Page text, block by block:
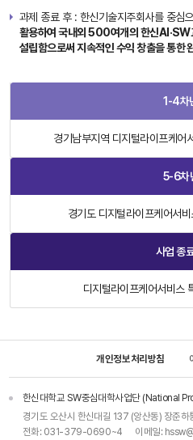
한신
기술지
주회사
포트폴
리오C
과제 종료 후 : 한신기술지주회사를 중심
활용하여 국내외 500여개의 한신AI·SW
설립함으로써 지속적인 수익 창출을 통한
1-4차
경기남부지역 디지털라이프케어
5-6차
경기도 디지털라이프케어서
사업 종
디지털라이프케어서비스
개인정보처리방침
한신대학교 SW중심대학사업단 (National
경기도 오산시 한신대길 137 (앙산동) 장준
전화: 031-379-0690~4 이메일: